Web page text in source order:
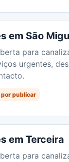
em São
para
urgentes,
publicar
em Terceira
para